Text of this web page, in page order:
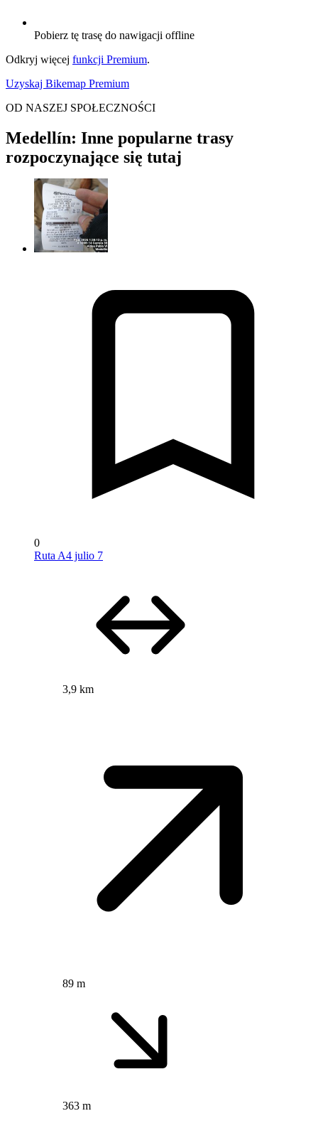
Pobierz tę trasę do nawigacji offline
Odkryj więcej funkcji Premium.
Uzyskaj Bikemap Premium
OD NASZEJ SPOŁECZNOŚCI
Medellín: Inne popularne trasy
rozpoczynające się tutaj
0
Ruta A4 julio 7
3,9 km
89 m
363 m